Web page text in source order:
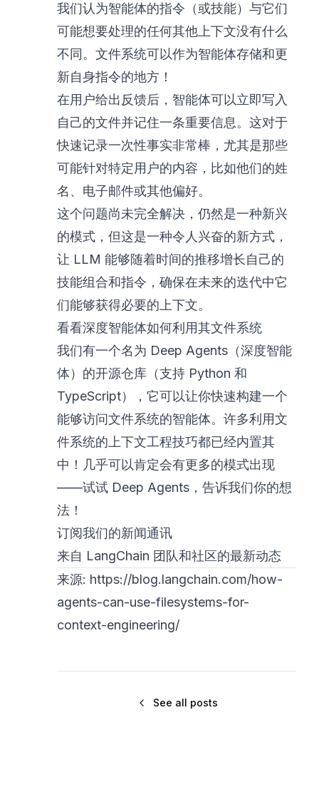
我们认为智能体的指令（或技能）与它们
可能想要处理的任何其他上下文没有什么
不同。文件系统可以作为智能体存储和更
新自身指令的地方！
在用户给出反馈后，智能体可以立即写入
自己的文件并记住一条重要信息。这对于
快速记录一次性事实非常棒，尤其是那些
可能针对特定用户的内容，比如他们的姓
名、电子邮件或其他偏好。
这个问题尚未完全解决，仍然是一种新兴
的模式，但这是一种令人兴奋的新方式，
让 LLM 能够随着时间的推移增长自己的
技能组合和指令，确保在未来的迭代中它
们能够获得必要的上下文。
看看深度智能体如何利用其文件系统
我们有一个名为 Deep Agents（深度智能
体）的开源仓库（支持 Python 和
TypeScript），它可以让你快速构建一个
能够访问文件系统的智能体。许多利用文
件系统的上下文工程技巧都已经内置其
中！几乎可以肯定会有更多的模式出现
——试试 Deep Agents，告诉我们你的想
法！
订阅我们的新闻通讯
来自 LangChain 团队和社区的最新动态
来源: https://blog.langchain.com/how-
agents-can-use-filesystems-for-
context-engineering/
See all posts